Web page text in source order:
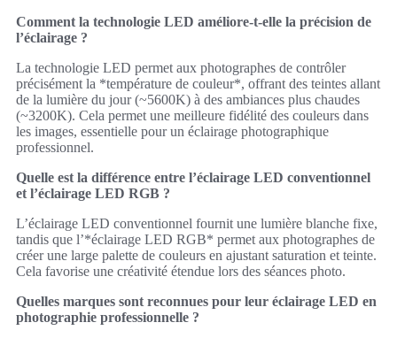
Comment la technologie LED améliore-t-elle la précision de
l’éclairage ?
La technologie LED permet aux photographes de contrôler
précisément la *température de couleur*, offrant des teintes allant
de la lumière du jour (~5600K) à des ambiances plus chaudes
(~3200K). Cela permet une meilleure fidélité des couleurs dans
les images, essentielle pour un éclairage photographique
professionnel.
Quelle est la différence entre l’éclairage LED conventionnel
et l’éclairage LED RGB ?
L’éclairage LED conventionnel fournit une lumière blanche fixe,
tandis que l’*éclairage LED RGB* permet aux photographes de
créer une large palette de couleurs en ajustant saturation et teinte.
Cela favorise une créativité étendue lors des séances photo.
Quelles marques sont reconnues pour leur éclairage LED en
photographie professionnelle ?